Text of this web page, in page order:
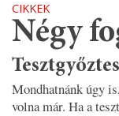
CIKKEK
Négy
Mondhatnánk úgy
volna már. Ha a